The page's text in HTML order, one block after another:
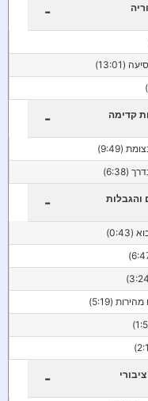
-
קדימה -
(9:49)
(6:38)
והגבלות -
(5:19)
-